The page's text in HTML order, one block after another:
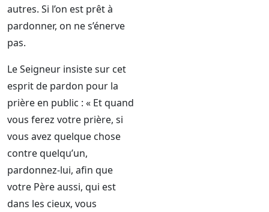
autres. Si l’on est prêt à
pardonner, on ne s’énerve
pas.
Le Seigneur insiste sur cet
esprit de pardon pour la
prière en public : « Et quand
vous ferez votre prière, si
vous avez quelque chose
contre quelqu’un,
pardonnez-lui, afin que
votre Père aussi, qui est
dans les cieux, vous